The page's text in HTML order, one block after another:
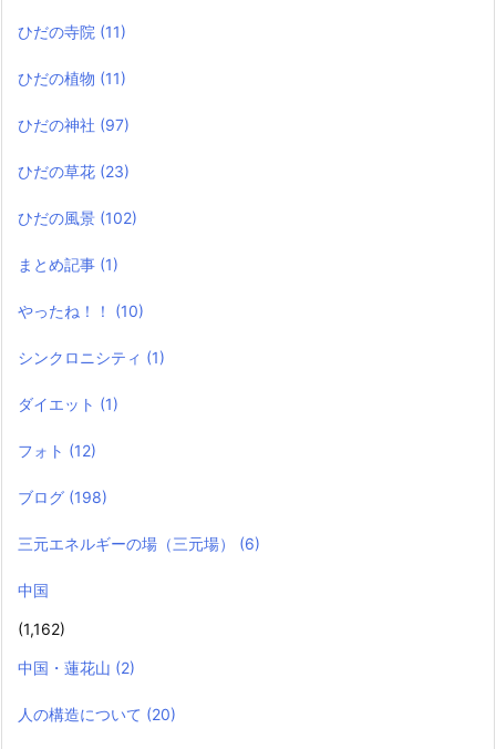
ひだの寺院 (11)
ひだの植物 (11)
ひだの神社 (97)
ひだの草花 (23)
ひだの風景 (102)
まとめ記事 (1)
やったね！！ (10)
シンクロニシティ (1)
ダイエット (1)
フォト (12)
ブログ (198)
三元エネルギーの場（三元場） (6)
中国
(1,162)
中国・蓮花山 (2)
人の構造について (20)